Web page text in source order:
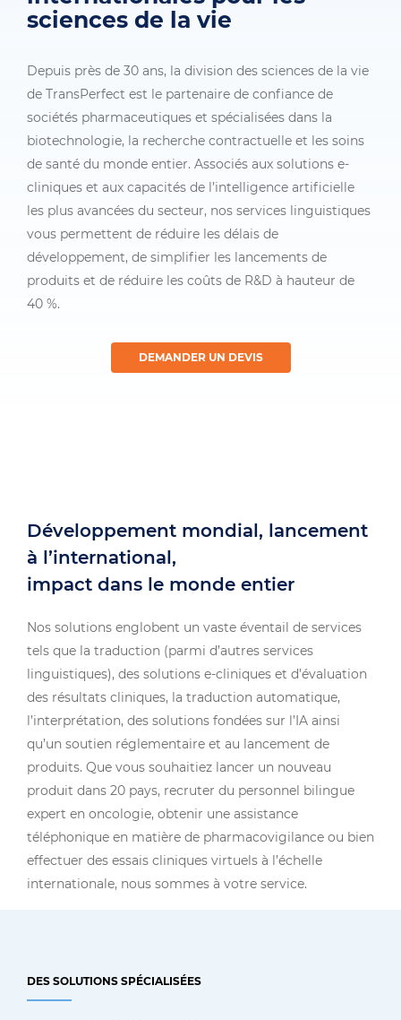
sciences de la vie
Depuis près de 30 ans, la division des sciences de la vie
de TransPerfect est le partenaire de confiance de
sociétés pharmaceutiques et spécialisées dans la
biotechnologie, la recherche contractuelle et les soins
de santé du monde entier. Associés aux solutions e-
cliniques et aux capacités de l’intelligence artificielle
les plus avancées du secteur, nos services linguistiques
vous permettent de réduire les délais de
développement, de simplifier les lancements de
produits et de réduire les coûts de R&D à hauteur de
40 %.
DEMANDER UN DEVIS
Développement mondial, lancement
à l’international,
impact dans le monde entier
Nos solutions englobent un vaste éventail de services
tels que la traduction (parmi d’autres services
linguistiques), des solutions e-cliniques et d’évaluation
des résultats cliniques, la traduction automatique,
l’interprétation, des solutions fondées sur l’IA ainsi
qu’un soutien réglementaire et au lancement de
produits. Que vous souhaitiez lancer un nouveau
produit dans 20 pays, recruter du personnel bilingue
expert en oncologie, obtenir une assistance
téléphonique en matière de pharmacovigilance ou bien
effectuer des essais cliniques virtuels à l’échelle
internationale, nous sommes à votre service.
DES SOLUTIONS SPÉCIALISÉES